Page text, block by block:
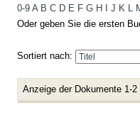
0-9 A B C D E F G H J K L
Oder geben Sie die ersten
Sortiert nach:
Anzeige der Dokumente 1-2